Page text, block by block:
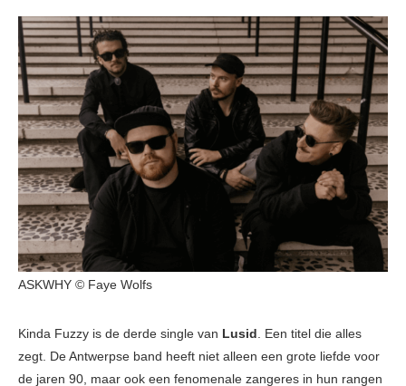
ASKWHY © Faye Wolfs
Kinda Fuzzy is de derde single van Lusid . Een titel die alles
zegt. De Antwerpse band heeft niet alleen een grote liefde voor
de jaren 90, maar ook een fenomenale zangeres in hun rangen